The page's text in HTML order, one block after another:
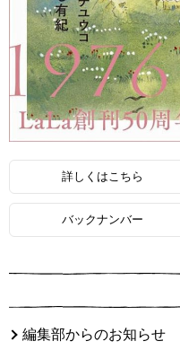
詳しくはこちら
バックナンバー
編集部からのお知らせ